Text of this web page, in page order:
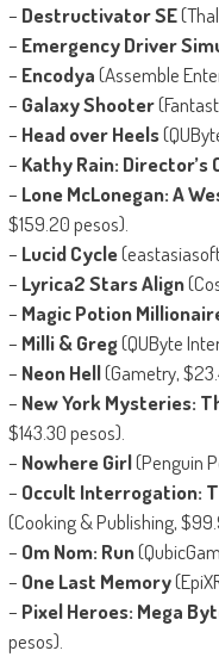
– Destructivator SE
– Emergency Driver
– Encodya(Assemble
– Galaxy Shooter
– Head over Heels
– Kathy Rain: Director’s
– Lone McLonegan: A
$159.20 pesos).
– Lucid Cycle(eastasiasoft,
– Lyrica2 Stars Align
– Magic Potion
– Milli & Greg(QUByte
– Neon Hell(Gametry,
– New York Mysteries:
$143.30 pesos).
– Nowhere Girl(Penguin
– Occult Interrogation:
(Cooking & Publishing,
– Om Nom: Run
– One Last Memory
– Pixel Heroes: Mega
pesos).